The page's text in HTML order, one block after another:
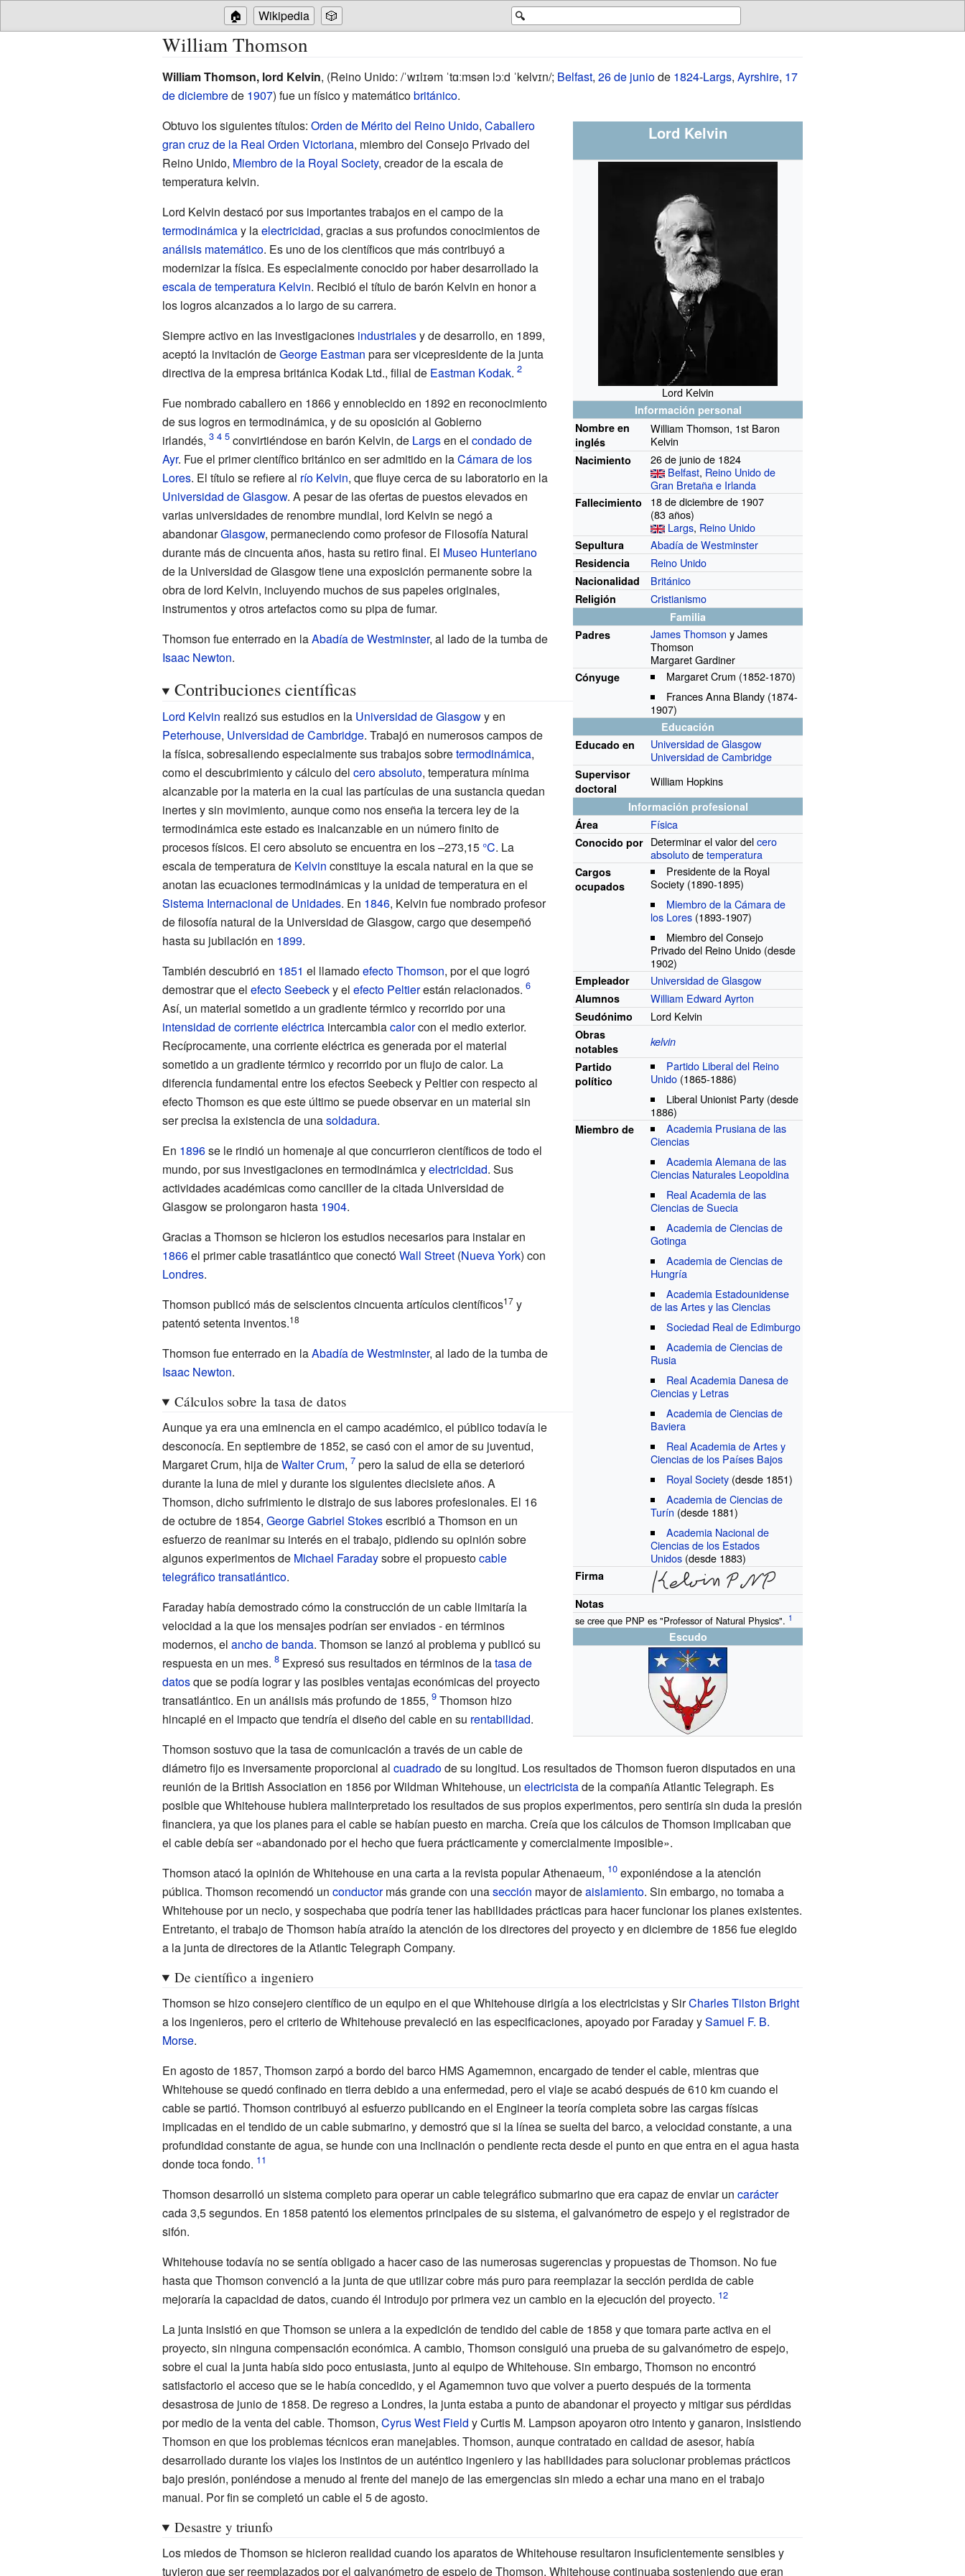
🔍
🏠 Wikipedia 🎲
William Thomson
William Thomson, lord Kelvin, (Reino Unido: /ˈwɪlɪəm ˈtɑːmsən lɔːd ˈkelvɪn/; Belfast, 26 de juniode 1824-Largs, Ayrshire, 17
de diciembrede 1907) fue un físico y matemáticobritánico.
Lord Kelvin
Lord Kelvin
Información personal
Nombre en
inglés
William Thomson, 1st Baron
Kelvin
Nacimiento
26 de junio de 1824
Belfast, Reino Unido de
Gran Bretaña e Irlanda
Fallecimiento
18 de diciembre de 1907
(83 años)
Largs, Reino Unido
Sepultura Abadía de Westminster
Residencia Reino Unido
Nacionalidad Británico
Religión Cristianismo
Familia
Padres
James Thomson y James
Thomson
Margaret Gardiner
Cónyuge Margaret Crum (1852-1870)
Frances Anna Blandy (1874-
1907)
Educación
Educado en
Universidad de Glasgow
Universidad de Cambridge
Supervisor
doctoral
William Hopkins
Información profesional
Área
Física
Conocido por Determinar el valor delcero
absolutodetemperatura
Cargos
ocupados
Presidente de la Royal
Society (1890-1895)
Miembro de la Cámara de
los Lores (1893-1907)
Miembro del Consejo
Privado del Reino Unido (desde
1902)
Empleador Universidad de Glasgow
Alumnos William Edward Ayrton
Seudónimo Lord Kelvin
Obras
notables
kelvin
Partido
político
Partido Liberal del Reino
Unido (1865-1886)
Liberal Unionist Party (desde
1886)
Miembro de
Academia Prusiana de las
Ciencias
Academia Alemana de las
Ciencias Naturales Leopoldina
Real Academia de las
Ciencias de Suecia
Academia de Ciencias de
Gotinga
Academia de Ciencias de
Hungría
Academia Estadounidense
de las Artes y las Ciencias
Sociedad Real de Edimburgo
Academia de Ciencias de
Rusia
Real Academia Danesa de
Ciencias y Letras
Academia de Ciencias de
Baviera
Real Academia de Artes y
Ciencias de los Países Bajos
Royal Society (desde 1851)
Academia de Ciencias de
Turín (desde 1881)
Academia Nacional de
Ciencias de los Estados
Unidos (desde 1883)
Firma
Notas
se cree que PNP es "Professor of Natural Physics".
Escudo
Obtuvo los siguientes títulos: Orden de Mérito del Reino Unido, Caballero
gran cruz de la Real Orden Victoriana, miembro del Consejo Privado del
Reino Unido, Miembro de la Royal Society, creador de la escala de
temperatura kelvin.
Lord Kelvin destacó por sus importantes trabajos en el campo de la
termodinámicay laelectricidad, gracias a sus profundos conocimientos de
análisis matemático. Es uno de los científicos que más contribuyó a
modernizar la física. Es especialmente conocido por haber desarrollado la
escala de temperatura Kelvin. Recibió el título de barón Kelvin en honor a
los logros alcanzados a lo largo de su carrera.
Siempre activo en las investigaciones industrialesy de desarrollo, en 1899,
aceptó la invitación deGeorge Eastman para ser vicepresidente de la junta
directiva de la empresa británica Kodak Ltd., filial de Eastman Kodak.
Fue nombrado caballero en 1866 y ennoblecido en 1892 en reconocimiento
de sus logros en termodinámica, y de su oposición al Gobierno
irlandés,
convirtiéndose en barón Kelvin, de Largsen elcondado de
Ayr. Fue el primer científico británico en ser admitido en laCámara de los
Lores. El título se refiere al río Kelvin, que fluye cerca de su laboratorio en la
Universidad de Glasgow. A pesar de las ofertas de puestos elevados en
varias universidades de renombre mundial, lord Kelvin se negó a
abandonarGlasgow, permaneciendo como profesor de Filosofía Natural
durante más de cincuenta años, hasta su retiro final. El Museo Hunteriano
de la Universidad de Glasgow tiene una exposición permanente sobre la
obra de lord Kelvin, incluyendo muchos de sus papeles originales,
instrumentos y otros artefactos como su pipa de fumar.
Thomson fue enterrado en laAbadía de Westminster, al lado de la tumba de
Isaac Newton.
Contribuciones científicas
Lord Kelvin realizó sus estudios en la Universidad de Glasgowy en
Peterhouse, Universidad de Cambridge. Trabajó en numerosos campos de
la física, sobresaliendo especialmente sus trabajos sobretermodinámica,
como el descubrimiento y cálculo del cero absoluto, temperatura mínima
alcanzable por la materia en la cual las partículas de una sustancia quedan
inertes y sin movimiento, aunque como nos enseña la tercera ley de la
termodinámica este estado es inalcanzable en un número finito de
procesos físicos. El cero absoluto se encuentra en los –273,15 °C. La
escala de temperatura de Kelvin constituye la escala natural en la que se
anotan las ecuaciones termodinámicas y la unidad de temperatura en el
Sistema Internacional de Unidades. En 1846, Kelvin fue nombrado profesor
de filosofía natural de la Universidad de Glasgow, cargo que desempeñó
hasta su jubilación en 1899.
También descubrió en 1851 el llamadoefecto Thomson, por el que logró
demostrar que el efecto Seebecky el efecto Peltierestán relacionados.
Así, un material sometido a un gradiente térmico y recorrido por una
intensidad de corriente eléctricaintercambiacalorcon el medio exterior.
Recíprocamente, una corriente eléctrica es generada por el material
sometido a un gradiente térmico y recorrido por un flujo de calor. La
diferencia fundamental entre los efectos Seebeck y Peltier con respecto al
efecto Thomson es que este último se puede observar en un material sin
ser precisa la existencia de unasoldadura.
En 1896se le rindió un homenaje al que concurrieron científicos de todo el
mundo, por sus investigaciones en termodinámica yelectricidad. Sus
actividades académicas como canciller de la citada Universidad de
Glasgow se prolongaron hasta 1904.
Gracias a Thomson se hicieron los estudios necesarios para instalar en
1866el primer cable trasatlántico que conectóWall Street(Nueva York) con
Londres.
Thomson publicó más de seiscientos cincuenta artículos científicos17y
patentó setenta inventos.18
Thomson fue enterrado en laAbadía de Westminster, al lado de la tumba de
Isaac Newton.
Cálculos sobre la tasa de datos
Aunque ya era una eminencia en el campo académico, el público todavía le
desconocía. En septiembre de 1852, se casó con el amor de su juventud,
Margaret Crum, hija deWalter Crum, pero la salud de ella se deterioró
durante la luna de miel y durante los siguientes diecisiete años. A
Thomson, dicho sufrimiento le distrajo de sus labores profesionales. El 16
de octubre de 1854, George Gabriel Stokesescribió a Thomson en un
esfuerzo de reanimar su interés en el trabajo, pidiendo su opinión sobre
algunos experimentos de Michael Faradaysobre el propuestocable
telegráfico transatlántico.
Faraday había demostrado cómo la construcción de un cable limitaría la
velocidad a la que los mensajes podrían ser enviados - en términos
modernos, el ancho de banda. Thomson se lanzó al problema y publicó su
respuesta en un mes. Expresó sus resultados en términos de latasa de
datosque se podía lograr y las posibles ventajas económicas del proyecto
transatlántico. En un análisis más profundo de 1855, Thomson hizo
hincapié en el impacto que tendría el diseño del cable en su rentabilidad.
Thomson sostuvo que la tasa de comunicación a través de un cable de
diámetro fijo es inversamente proporcional al cuadradode su longitud. Los resultados de Thomson fueron disputados en una
reunión de la British Association en 1856 porWildman Whitehouse, un electricistade la compañíaAtlantic Telegraph. Es
posible que Whitehouse hubiera malinterpretado los resultados de sus propios experimentos, pero sentiría sin duda la presión
financiera, ya que los planes para el cable se habían puesto en marcha. Creía que los cálculos de Thomson implicaban que
el cable debía ser «abandonado por el hecho que fuera prácticamente y comercialmente imposible».
Thomson atacó la opinión de Whitehouse en una carta a la revista popular Athenaeum,
exponiéndose a la atención
pública. Thomson recomendó un conductormás grande con unasección mayor deaislamiento. Sin embargo, no tomaba a
Whitehouse por un necio, y sospechaba que podría tener las habilidades prácticas para hacer funcionar los planes existentes.
Entretanto, el trabajo de Thomson había atraído la atención de los directores del proyecto y en diciembre de 1856 fue elegido
a la junta de directores de la Atlantic Telegraph Company.
De científico a ingeniero
Thomson se hizo consejero científico de un equipo en el que Whitehouse dirigía a los electricistas y SirCharles Tilston Bright
a los ingenieros, pero el criterio de Whitehouse prevaleció en las especificaciones, apoyado por Faraday ySamuel F. B.
Morse.
En agosto de 1857, Thomson zarpó a bordo del barco HMS Agamemnon, encargado de tender el cable, mientras que
Whitehouse se quedó confinado en tierra debido a una enfermedad, pero el viaje se acabó después de 610 km cuando el
cable se partió. Thomson contribuyó al esfuerzo publicando en el Engineer la teoría completa sobre las cargas físicas
implicadas en el tendido de un cable submarino, y demostró que si la línea se suelta del barco, a velocidad constante, a una
profundidad constante de agua, se hunde con una inclinación o pendiente recta desde el punto en que entra en el agua hasta
donde toca fondo.
Thomson desarrolló un sistema completo para operar un cable telegráfico submarino que era capaz de enviar un carácter
cada 3,5 segundos. En 1858 patentó los elementos principales de su sistema, el galvanómetro de espejoy el registrador de
sifón.
Whitehouse todavía no se sentía obligado a hacer caso de las numerosas sugerencias y propuestas de Thomson. No fue
hasta que Thomson convenció a la junta de que utilizar cobre más puro para reemplazar la sección perdida de cable
mejoraría la capacidad de datos, cuando él introdujo por primera vez un cambio en la ejecución del proyecto.
La junta insistió en que Thomson se uniera a la expedición de tendido del cable de 1858 y que tomara parte activa en el
proyecto, sin ninguna compensación económica. A cambio, Thomson consiguió una prueba de su galvanómetro de espejo,
sobre el cual la junta había sido poco entusiasta, junto al equipo de Whitehouse. Sin embargo, Thomson no encontró
satisfactorio el acceso que se le había concedido, y el Agamemnon tuvo que volver a puerto después de la tormenta
desastrosa de junio de 1858. De regreso a Londres, la junta estaba a punto de abandonar el proyecto y mitigar sus pérdidas
por medio de la venta del cable. Thomson, Cyrus West Field yCurtis M. Lampson apoyaron otro intento y ganaron, insistiendo
Thomson en que los problemas técnicos eran manejables. Thomson, aunque contratado en calidad de asesor, había
desarrollado durante los viajes los instintos de un auténtico ingeniero y las habilidades para solucionar problemas prácticos
bajo presión, poniéndose a menudo al frente del manejo de las emergencias sin miedo a echar una mano en el trabajo
manual. Por fin se completó un cable el 5 de agosto.
Desastre y triunfo
Los miedos de Thomson se hicieron realidad cuando los aparatos de Whitehouse resultaron insuficientemente sensibles y
tuvieron que ser reemplazados por el galvanómetro de espejo de Thomson. Whitehouse continuaba sosteniendo que eran